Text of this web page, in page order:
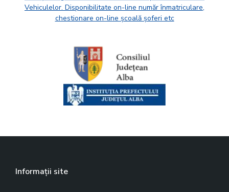
Vehiculelor. Disponibilitate on-line număr înmatriculare,
chestionare on-line școală șoferi etc
Informații site